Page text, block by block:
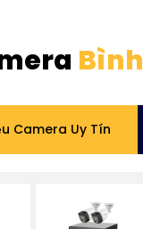
Camera Uy Tín